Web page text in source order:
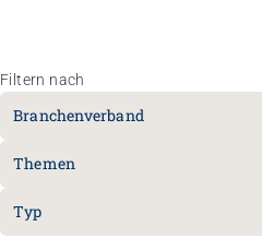
Filtern nach
Branchenverband
Themen
Typ